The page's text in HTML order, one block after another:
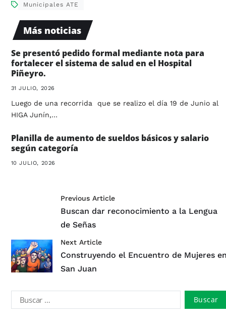
Municipales ATE
Más noticias
Se presentó pedido formal mediante nota para
fortalecer el sistema de salud en el Hospital
Piñeyro.
31 JULIO, 2026
Luego de una recorrida que se realizo el día 19 de Junio al
HIGA Junín,…
Planilla de aumento de sueldos básicos y salario
según categoría
10 JULIO, 2026
Previous Article
Buscan dar reconocimiento a la Lengua
de Señas
Next Article
Construyendo el Encuentro de Mujeres
San Juan